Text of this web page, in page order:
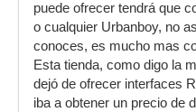
puede ofrecer tendrá que
o cualquier Urbanboy, no
conoces, es mucho mas
Esta tienda, como digo la
dejó de ofrecer interfaces
iba a obtener un precio de